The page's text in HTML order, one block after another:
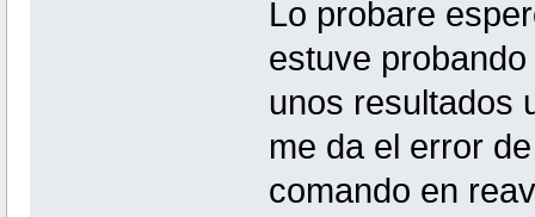
Lo probare
estuve
unos resultados
me da el error
comando en